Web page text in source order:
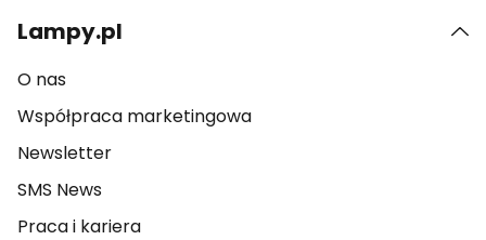
Lampy.pl
O nas
Współpraca marketingowa
Newsletter
SMS News
Praca i kariera